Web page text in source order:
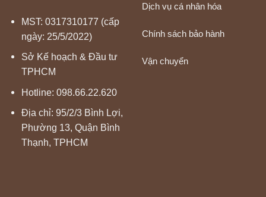
MST: 0317310177 (cấp
ngày: 25/5/2022)
Sở Kế hoạch & Đầu tư
TPHCM
Hotline: 098.66.22.620
Địa chỉ: 95/2/3 Bình Lợi,
Phường 13, Quận Bình
Thạnh, TPHCM
Dịch vụ cá nhân hóa
Chính sách bảo hành
Vận chuyển